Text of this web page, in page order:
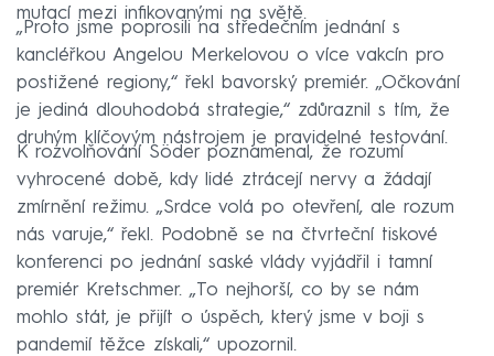
mutací mezi infikovanými na světě.
„Proto jsme poprosili na středečním jednání s
kancléřkou Angelou Merkelovou o více vakcín pro
postižené regiony,“ řekl bavorský premiér. „Očkování
je jediná dlouhodobá strategie,“ zdůraznil s tím, že
druhým klíčovým nástrojem je pravidelné testování.
K rozvolňování Söder poznamenal, že rozumí
vyhrocené době, kdy lidé ztrácejí nervy a žádají
zmírnění režimu. „Srdce volá po otevření, ale rozum
nás varuje,“ řekl. Podobně se na čtvrteční tiskové
konferenci po jednání saské vlády vyjádřil i tamní
premiér Kretschmer. „To nejhorší, co by se nám
mohlo stát, je přijít o úspěch, který jsme v boji s
pandemií těžce získali,“ upozornil.